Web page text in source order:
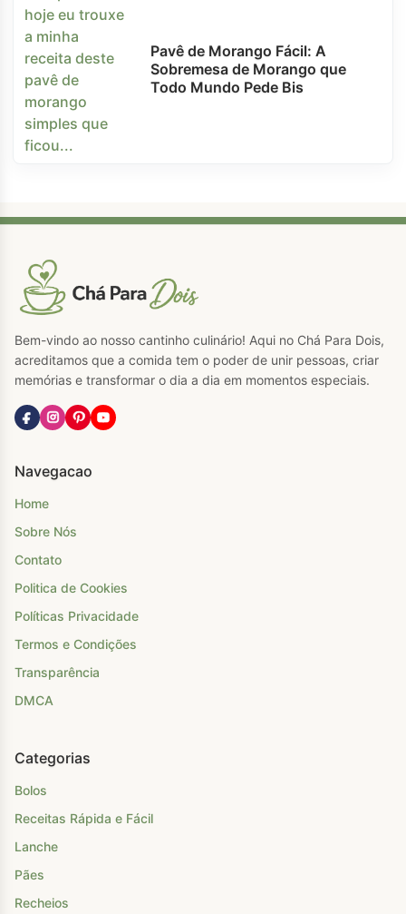
Pavê de Morango Fácil: A
Sobremesa de Morango que
Todo Mundo Pede Bis
Bem-vindo ao nosso cantinho culinário! Aqui no Chá Para Dois,
acreditamos que a comida tem o poder de unir pessoas, criar
memórias e transformar o dia a dia em momentos especiais.
Navegacao
Home
Sobre Nós
Contato
Politica de Cookies
Políticas Privacidade
Termos e Condições
Transparência
DMCA
Categorias
Bolos
Receitas Rápida e Fácil
Lanche
Pães
Recheios